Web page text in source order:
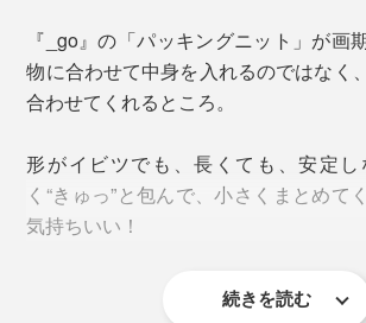
『_go』の「パッキングニット」が画
物に合わせて中身を入れるのではなく
合わせてくれるところ。
形がイビツでも、長くても、安定
く“きゅっ”と包んで、小さくまとめて
気持ちいい！
続きを読む